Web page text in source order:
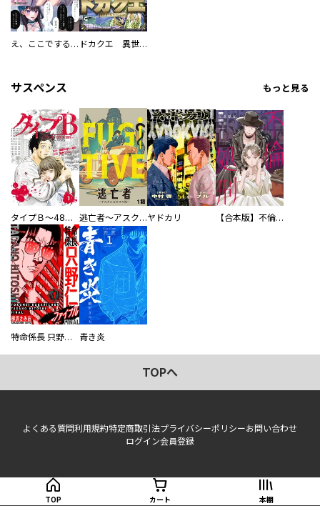
え、ここでするの？ アイドルのファンが知らない日常 ドカクエ 異世界ドカコッククエスト
サスペンス もっと見る
タイプＢ～48時間後、致死率100％～【単話】 逃亡者～アスクレピオスの杖～ヤドカリ 【合本版】不倫処刑
特命係長 只野仁ファイナル 愛蔵版 青き炎
TOPへ
よくある質問利用規約特定商取引法プライバシーポリシーお問い合わせ
ログイン会員登録
TOP カート 本棚